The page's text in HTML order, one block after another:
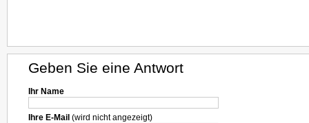
Geben Sie eine Antwort
Ihr Name
Ihre E-Mail (wird nicht angezeigt)